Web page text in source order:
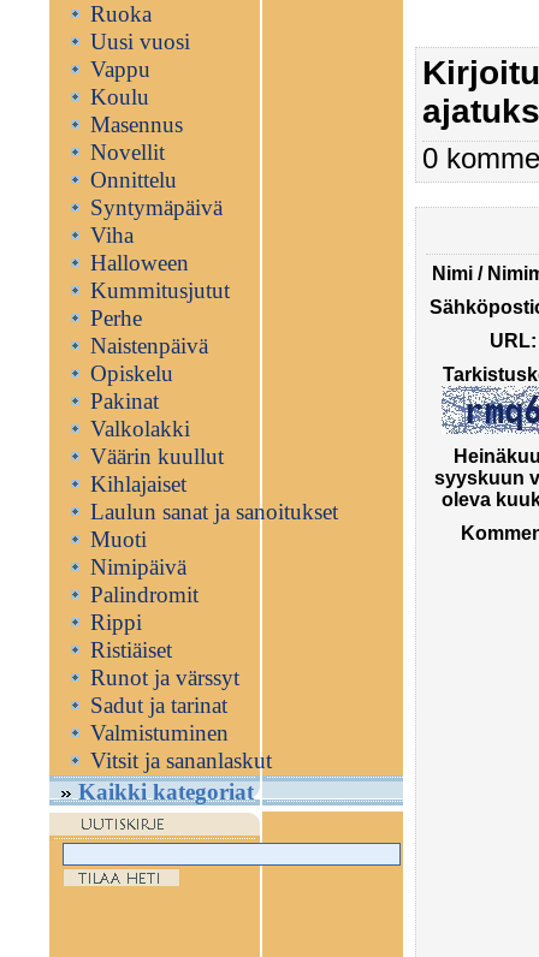
Ruoka
Uusi vuosi
Vappu
Koulu
Masennus
Novellit
Onnittelu
Syntymäpäivä
Viha
Halloween
Kummitusjutut
Perhe
Naistenpäivä
Opiskelu
Pakinat
Valkolakki
Väärin kuullut
Kihlajaiset
Laulun sanat ja sanoitukset
Muoti
Nimipäivä
Palindromit
Rippi
Ristiäiset
Runot ja värssyt
Sadut ja tarinat
Valmistuminen
Vitsit ja sananlaskut
Kaikki kategoriat
0
Nimi /
URL:
syyskuun
oleva